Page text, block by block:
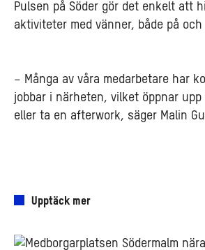
Pulsen på Söder gör det enkelt att
aktiviteter med vänner, både på
– Många av våra medarbetare har
jobbar i närheten, vilket öppnar
eller ta en afterwork, säger Malin
Upptäck mer
Läget